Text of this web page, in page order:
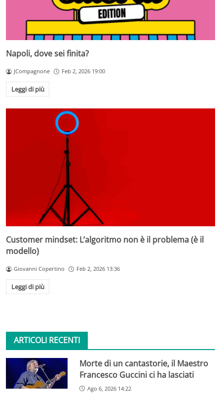
Napoli, dove sei finita?
JCompagnone Feb 2, 2026 19:00
Leggi di più
Customer mindset: L’algoritmo non è il problema (è il
modello)
Giovanni Copertino Feb 2, 2026 13:36
Leggi di più
ARTICOLI RECENTI
Morte di un cantastorie, il Maestro
Francesco Guccini ci ha lasciati
Ago 6, 2026 14:22